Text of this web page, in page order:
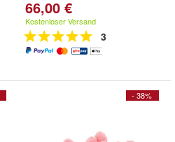
66,00 €
Kostenloser Versand
3
- 38%